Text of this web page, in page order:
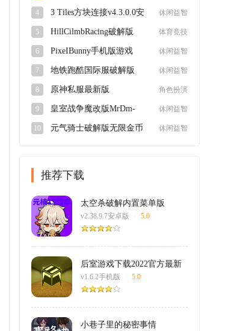
4
3 Tiles方块连接v4.3.0.0安
休闲益智
5
HillCilmbRacing破解版
体育竞技
6
PixeIBunny手机版游戏
休闲益智
7
地铁跑酷国际服破解版
休闲益智
8
原神私服最新版
卓版
角色扮演
9
皇室战争魔改版MrDm-
休闲益智
10
元气骑士破解版无限金币
休闲益智
推荐下载
太空杀破解内置菜单版
v2.38.9.7安卓版 5.0
后室游戏下载2022官方最新
版
v1.6.2手机版 5.0
小巷子里的秘密事情